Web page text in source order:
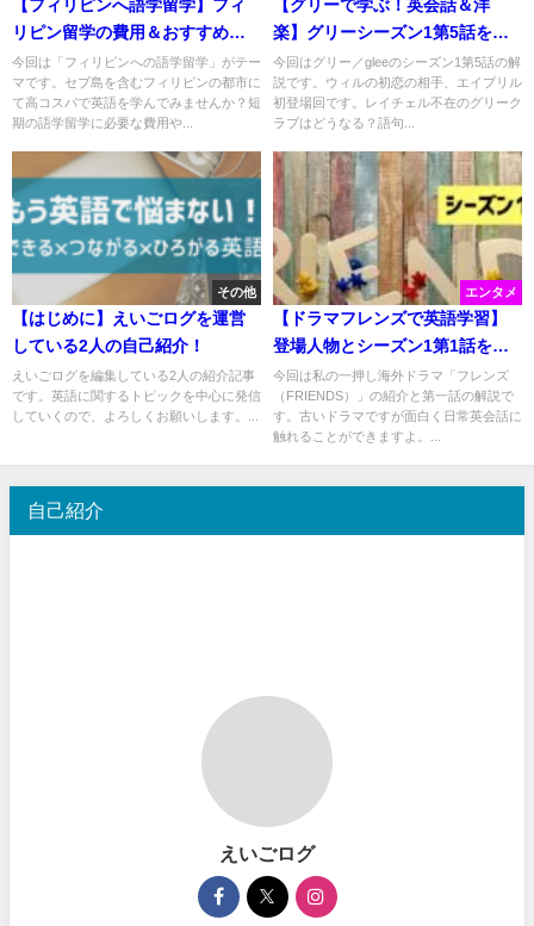
【フィリピンへ語学留学】フィ
リピン留学の費用＆おすすめ都
市
今回は「フィリピンへの語学留学」がテー
マです。セブ島を含むフィリピンの都市に
て高コスパで英語を学んでみませんか？短
期の語学留学に必要な費用や...
【グリーで学ぶ！英会話＆洋
楽】グリーシーズン1第5話を解
説
今回はグリー／gleeのシーズン1第5話の解
説です。ウィルの初恋の相手、エイプリル
初登場回です。レイチェル不在のグリーク
ラブはどうなる？語句...
その他
【はじめに】えいごログを運営
している2人の自己紹介！
えいごログを編集している2人の紹介記事
です。英語に関するトピックを中心に発信
していくので、よろしくお願いします。...
エンタメ
【ドラマフレンズで英語学習】
登場人物とシーズン1第1話を解
説
今回は私の一押し海外ドラマ「フレンズ
（FRIENDS）」の紹介と第一話の解説で
す。古いドラマですが面白く日常英会話に
触れることができますよ。...
自己紹介
えいごログ